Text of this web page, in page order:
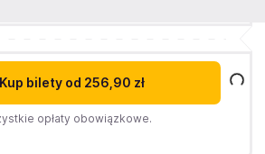
Kup bilety od 256,90 zł
opłaty obowiązkowe.